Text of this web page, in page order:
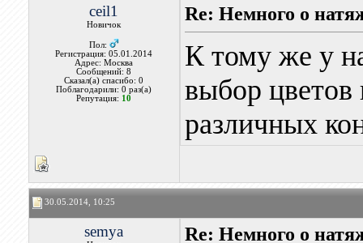
ceil1
Новичок
Пол:
Регистрация: 05.01.2014
Адрес: Москва
Сообщений: 8
Сказал(а) спасибо: 0
Поблагодарили: 0 раз(а)
Репутация: 10
Re: Немного о
К тому же у
выбор цветов
различных
30.05.2014, 10:25
semya Re: Немного о